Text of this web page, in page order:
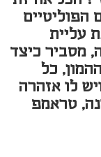
הפוליטיים
עליית
מסביר כיצד
כל
לו אזהרה
טראמפ